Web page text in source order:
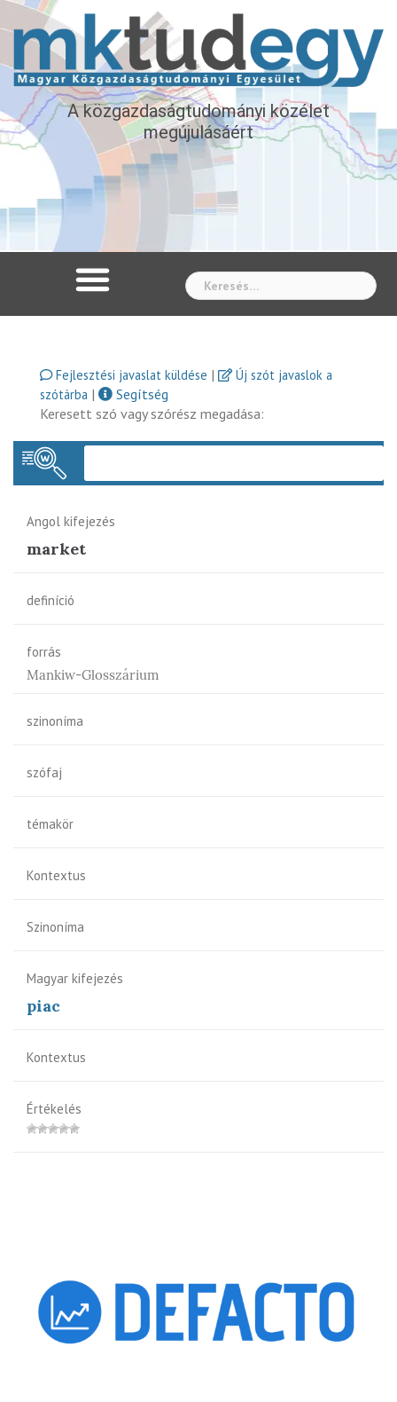
A közgazdaságtudományi közélet
megújulásáért
Fejlesztési javaslat küldése |
Új szót javaslok a
szótárba |
Segítség
Keresett szó vagy szórész megadása:
Angol kifejezés
market
definíció
forrás
Mankiw-Glosszárium
szinoníma
szófaj
témakör
Kontextus
Szinoníma
Magyar kifejezés
piac
Kontextus
Értékelés